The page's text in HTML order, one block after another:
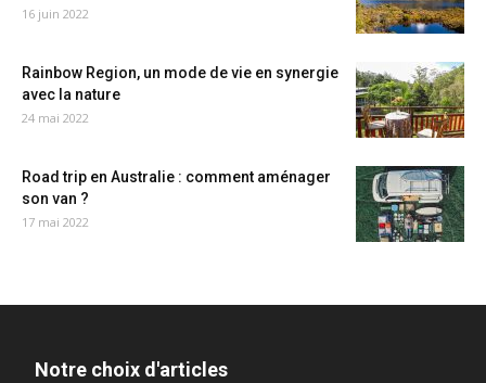
16 juin 2022
Rainbow Region, un mode de vie en synergie
avec la nature
24 mai 2022
Road trip en Australie : comment aménager
son van ?
17 mai 2022
Notre choix d'articles